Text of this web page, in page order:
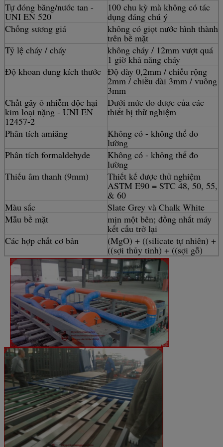
Tự đóng băng/nước tan -
UNI EN 520
100 chu kỳ mà không có tác
dụng đáng chú ý
Chống sương giá
không có giọt nước hình thành
trên bề mặt
Tỷ lệ cháy / cháy
không cháy / 12mm vượt quá
1 giờ khả năng cháy
Độ khoan dung kích thước Độ dày 0,2mm / chiều rộng
2mm / chiều dài 3mm / vuông
3mm
Chất gây ô nhiễm độc hại
kim loại nặng - UNI EN
12457-2
Dưới mức đo được của các
thiết bị thử nghiệm
Phân tích amiăng
Không có - không thể đo
lường
Phân tích formaldehyde
Không có - không thể đo
lường
Thiếu âm thanh (9mm)
Thiết kế được thử nghiệm
ASTM E90 = STC 48, 50, 55,
& 60
Màu sắc
Slate Grey và Chalk White
Mẫu bề mặt
mịn một bên; đồng nhất máy
kết cấu trở lại
Các hợp chất cơ bản
(MgO) + ((silicate tự nhiên) +
((sợi thủy tinh) + ((sợi gỗ)